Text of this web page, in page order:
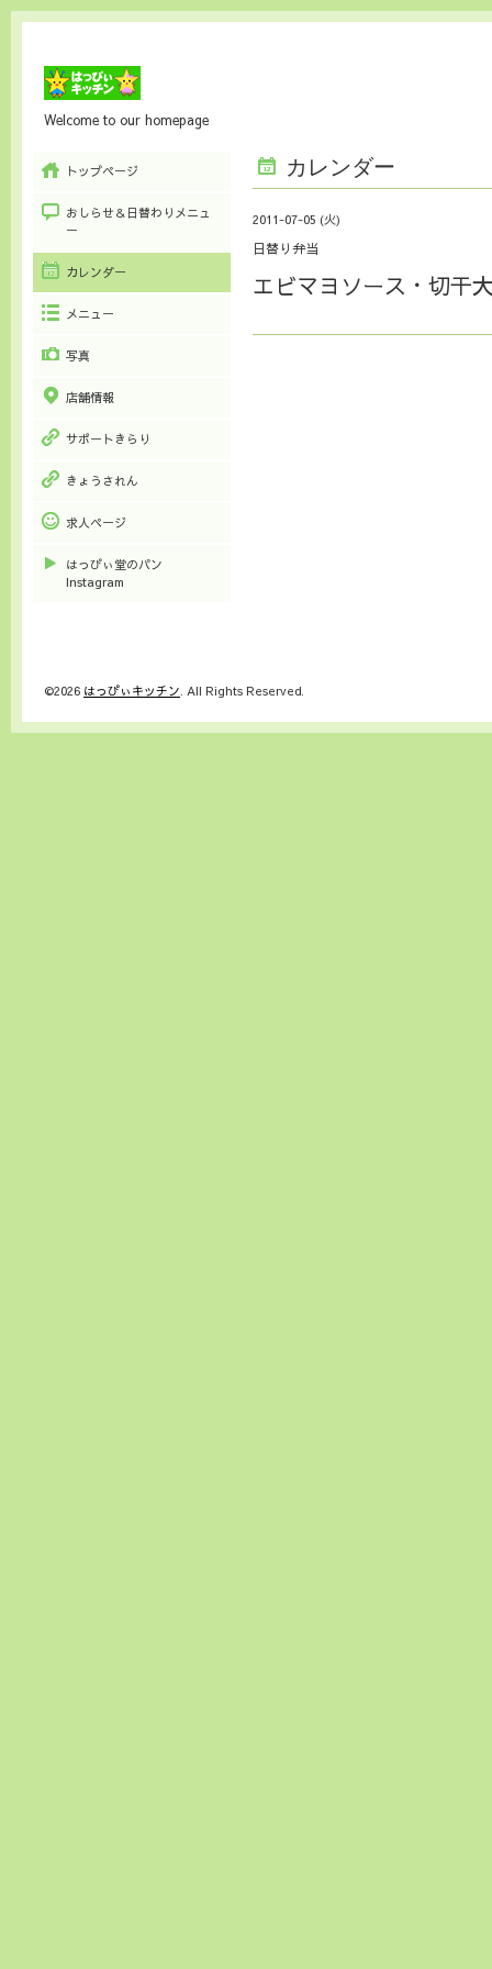
Welcome to our homepage
カレンダー
2011-07-05 (火)
日替り弁当
エビマヨソース・切干
トップページ
おしらせ＆日替わりメニュ
ー
カレンダー
メニュー
写真
店舗情報
サポートきらり
きょうされん
求人ページ
はっぴぃ堂のパン
Instagram
©2026 はっぴぃキッチン. All Rights Reserved.